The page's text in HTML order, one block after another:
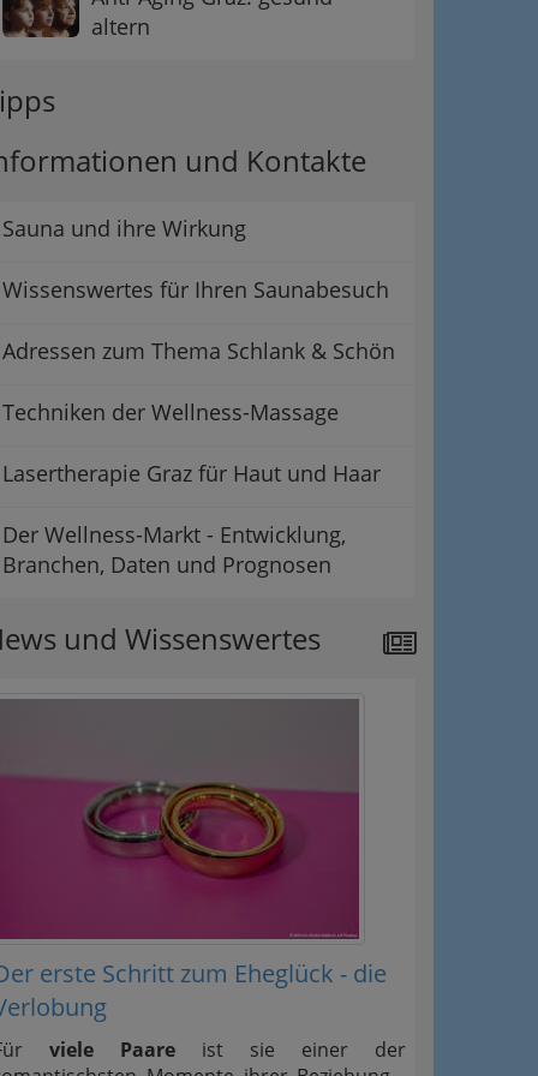
altern
und Kontakte
Sauna und ihre Wirkung
Wissenswertes für Ihren Saunabesuch
Adressen zum Thema Schlank & Schön
Techniken der Wellness-Massage
Lasertherapie Graz für Haut und Haar
Der Wellness-Markt - Entwicklung,
Branchen, Daten und Prognosen
und Wissenswertes
erste Schritt zum Eheglück - die
viele Paare ist sie einer der